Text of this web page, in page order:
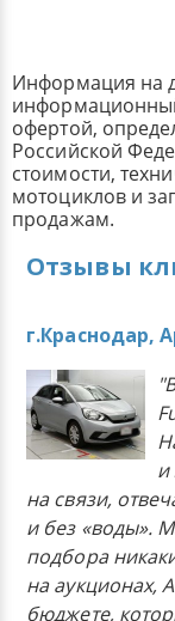
Информация на
офертой,
Российской
стоимости,
мотоциклов и
продажам.
Отзывы
г.Краснодар,
и
на связи,
и без «воды».
подбора
на аукционах,
бюджете,